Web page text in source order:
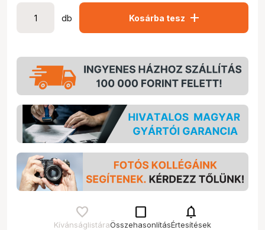
db Kosárba tesz add
Kívánságlistára
check_box_outline_blank
Összehasonlítás
notifications
Értesítések